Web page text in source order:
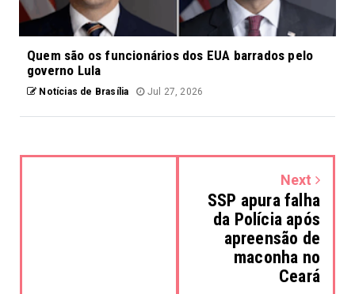
Quem são os funcionários dos EUA barrados pelo
governo Lula
Notícias de Brasília Jul 27, 2026
Next
SSP apura falha
da Polícia após
apreensão de
maconha no
Ceará